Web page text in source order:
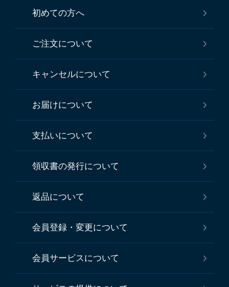
初めての方へ
ご注文について
キャンセルについて
お届けについて
支払いについて
領収書の発行について
返品について
会員登録・変更について
会員サービスについて